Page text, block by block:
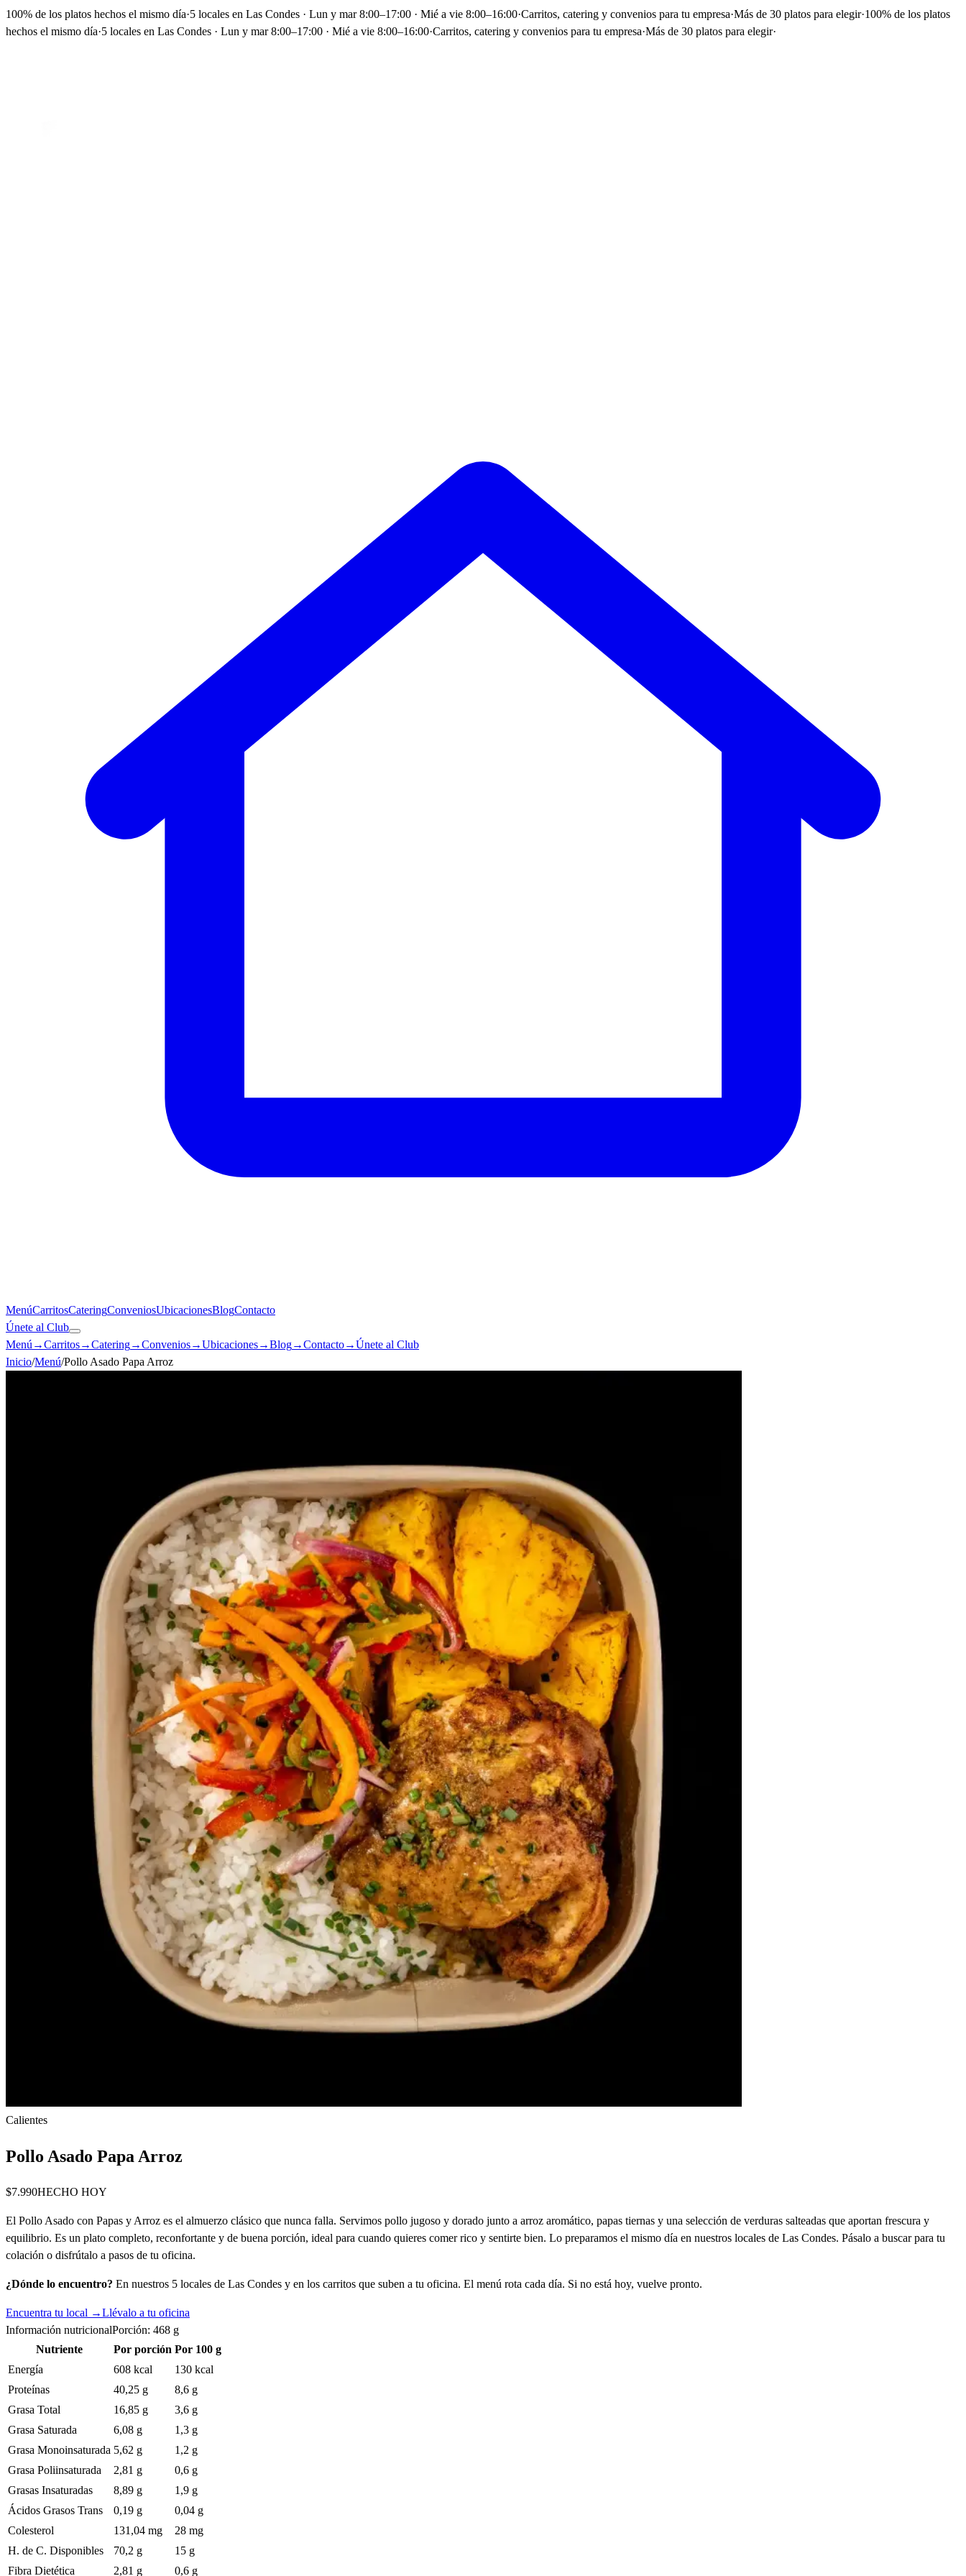
100% de los platos hechos el mismo día·5 locales en Las Condes · Lun y mar 8:00–17:00 · Mié a vie 8:00–16:00·Carritos, catering y convenios para tu empresa·Más de 30 platos para elegir·100% de los platos
hechos el mismo día·5 locales en Las Condes · Lun y mar 8:00–17:00 · Mié a vie 8:00–16:00·Carritos, catering y convenios para tu empresa·Más de 30 platos para elegir·
MenúCarritosCateringConveniosUbicacionesBlogContacto
Únete al Club
Menú →Carritos→Catering→Convenios→Ubicaciones→Blog→Contacto→Únete al Club
Inicio/Menú/Pollo Asado Papa Arroz
Calientes
Pollo Asado Papa Arroz
$7.990HECHO HOY
El Pollo Asado con Papas y Arroz es el almuerzo clásico que nunca falla. Servimos pollo jugoso y dorado junto a arroz aromático, papas tiernas y una selección de verduras salteadas que aportan frescura y
equilibrio. Es un plato completo, reconfortante y de buena porción, ideal para cuando quieres comer rico y sentirte bien. Lo preparamos el mismo día en nuestros locales de Las Condes. Pásalo a buscar para tu
colación o disfrútalo a pasos de tu oficina.
¿Dónde lo encuentro? En nuestros 5 locales de Las Condes y en los carritos que suben a tu oficina. El menú rota cada día. Si no está hoy, vuelve pronto.
Encuentra tu local →Llévalo a tu oficina
Información nutricionalPorción: 468 g
Nutriente
Por porción Por 100 g
Energía
608 kcal
130 kcal
Proteínas
40,25 g
8,6 g
Grasa Total
16,85 g
3,6 g
Grasa Saturada
6,08 g
1,3 g
Grasa Monoinsaturada 5,62 g
1,2 g
Grasa Poliinsaturada
2,81 g
0,6 g
Grasas Insaturadas
8,89 g
1,9 g
Ácidos Grasos Trans
0,19 g
0,04 g
Colesterol
131,04 mg
28 mg
H. de C. Disponibles
70,2 g
15 g
Fibra Dietética
2,81 g 0,6 g